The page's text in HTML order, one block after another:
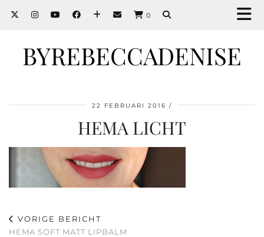
0
BYREBECCADENISE
22 FEBRUARI 2016
HEMA LICHT
VORIGE BERICHT
HEMA SOFT MATT LIPBALM